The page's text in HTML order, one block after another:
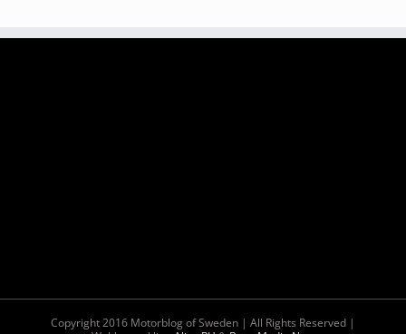
Copyright 2016 Motorblog of Sweden | All Rights Reserved |